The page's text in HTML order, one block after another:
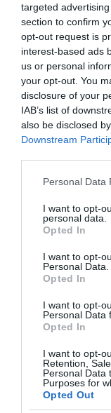
targeted
section to confirm
opt-out request is
interest-based ads
us or personal
your opt-out. You
disclosure of your
IAB’s list of
also be disclosed
Downstream
Please note that
not limited to your
grant or deny
use your data for
consent section.
Personal Data
I want to opt-
personal data.
Opted In
I want to opt-
Personal Data.
Opted In
I want to opt-
Personal Data
Opted In
I want to opt-
Retention,
Personal Data
Purposes for
Opted Out
Értékelések
3.5
Lévainé Timea
2022. Július 11.
tarjányi krisztina
2021. Augusztus 15.